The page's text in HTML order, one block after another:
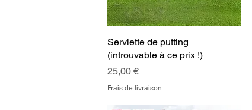
Aperçu rapide
Serviette de putting
(introuvable à ce prix !)
Prix
25,00 €
Frais de livraison